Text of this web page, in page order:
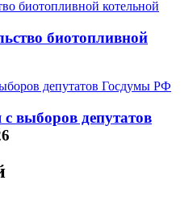
биотопливной
выборов депутатов